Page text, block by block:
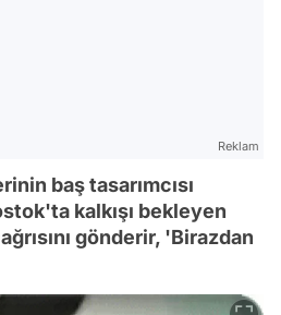
Reklam
baş tasarımcısı
kalkışı bekleyen
gönderir, 'Birazdan